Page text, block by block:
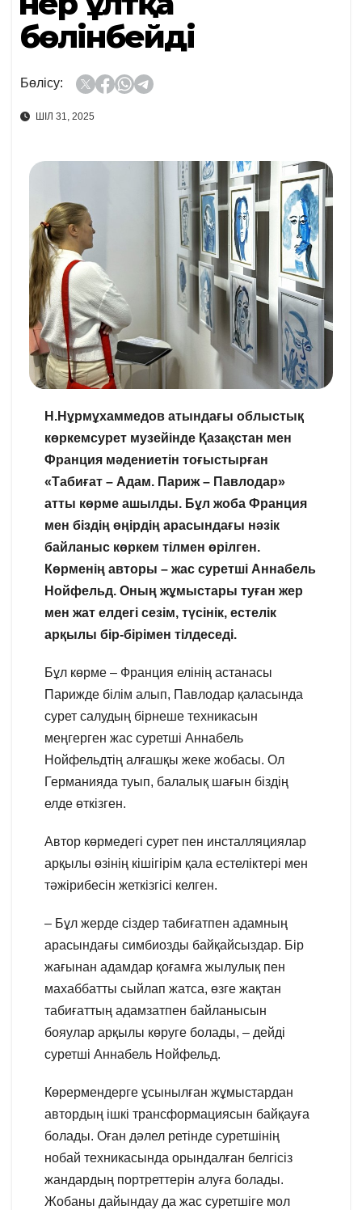
бөлінбейді
Бөлісу:
ШІЛ 31, 2025
Н.Нұрмұхаммедов атындағы облыстық
көркемсурет музейінде Қазақстан мен
Франция мәдениетін тоғыстырған
«Табиғат – Адам. Париж – Павлодар»
атты көрме ашылды. Бұл жоба Франция
мен біздің өңірдің арасындағы нәзік
байланыс көркем тілмен өрілген.
Көрменің авторы – жас суретші Аннабель
Нойфельд. Оның жұмыстары туған жер
мен жат елдегі сезім, түсінік, естелік
арқылы бір-бірімен тілдеседі.
Бұл көрме – Франция елінің астанасы
Парижде білім алып, Павлодар қаласында
сурет салудың бірнеше техникасын
меңгерген жас суретші Аннабель
Нойфельдтің алғашқы жеке жобасы. Ол
Германияда туып, балалық шағын біздің
елде өткізген.
Автор көрмедегі сурет пен инсталляциялар
арқылы өзінің кішігірім қала естеліктері мен
тәжірибесін жеткізгісі келген.
– Бұл жерде сіздер табиғатпен адамның
арасындағы симбиозды байқайсыздар. Бір
жағынан адамдар қоғамға жылулық пен
махаббатты сыйлап жатса, өзге жақтан
табиғаттың адамзатпен байланысын
бояулар арқылы көруге болады, – дейді
суретші Аннабель Нойфельд.
Көрермендерге ұсынылған жұмыстардан
автордың ішкі трансформациясын байқауға
болады. Оған дәлел ретінде суретшінің
нобай техникасында орындалған белгісіз
жандардың портреттерін алуға болады.
Жобаны дайындау да жас суретшіге мол